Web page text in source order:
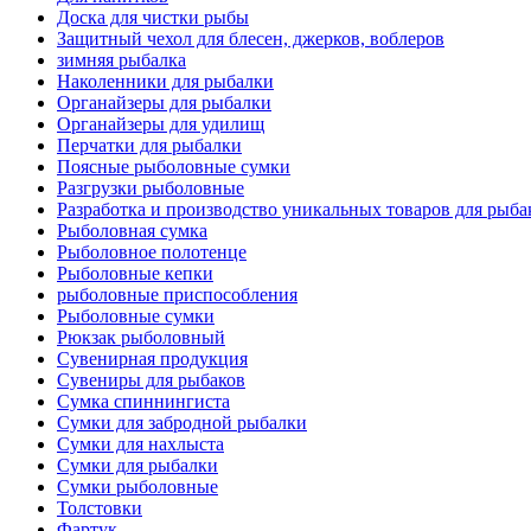
Доска для чистки рыбы
Защитный чехол для блесен, джерков, воблеров
зимняя рыбалка
Наколенники для рыбалки
Органайзеры для рыбалки
Органайзеры для удилищ
Перчатки для рыбалки
Поясные рыболовные сумки
Разгрузки рыболовные
Разработка и производство уникальных товаров для
Рыболовная сумка
Рыболовное полотенце
Рыболовные кепки
рыболовные приспособления
Рыболовные сумки
Рюкзак рыболовный
Сувенирная продукция
Сувениры для рыбаков
Сумка спиннингиста
Сумки для забродной рыбалки
Сумки для нахлыста
Сумки для рыбалки
Сумки рыболовные
Толстовки